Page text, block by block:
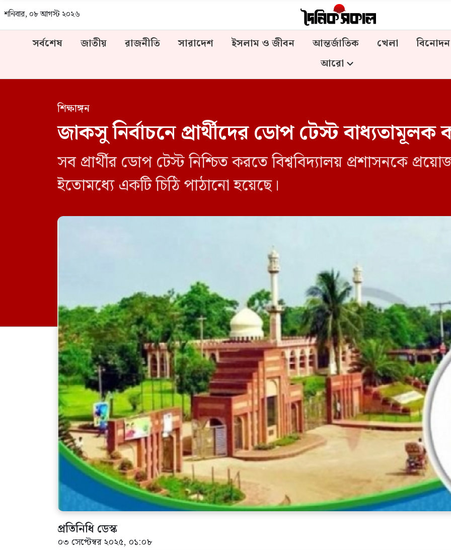
শনিবার, ০৮ আগস্ট ২০২৬
সর্বশেষ জাতীয় রাজনীতি সারাদেশ ইসলাম ও জীবন আন্তর্জাতিক খেলা বিনোদন
আরো
শিক্ষাঙ্গন
জাকসু নির্বাচনে প্রার্থীদের ডোপ টেস্ট বাধ্যতামূলক
সব প্রার্থীর ডোপ টেস্ট নিশ্চিত করতে বিশ্ববিদ্যালয় প্রশাসনকে
ইতোমধ্যে একটি চিঠি পাঠানো হয়েছে।
প্রতিনিধি ডেস্ক
০৩ সেপ্টেম্বর ২০২৫, ০১:০৮